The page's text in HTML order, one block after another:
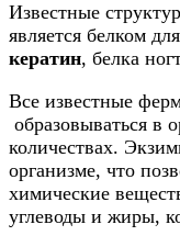
Известные
является белком
кератин, белка
Все известные
образовываться в
количествах.
организме, что
химические
углеводы и жиры,